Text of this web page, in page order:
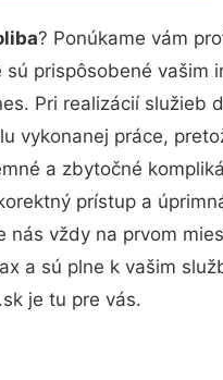
? Ponúkame vám
sú prispôsobené vašim
Pri realizácií služieb
vykonanej práce,
a zbytočné
prístup a
nás vždy na prvom
a sú plne k vašim
je tu pre vás.